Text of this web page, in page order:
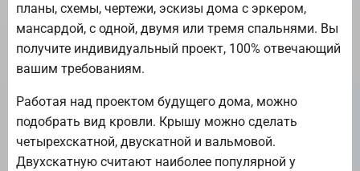
планы, схемы, чертежи, эскизы дома с эркером,
мансардой, с одной, двумя или тремя спальнями. Вы
получите индивидуальный проект, 100% отвечающий
вашим требованиям.
Работая над проектом будущего дома, можно
подобрать вид кровли. Крышу можно сделать
четырехскатной, двускатной и вальмовой.
Двухскатную считают наиболее популярной у